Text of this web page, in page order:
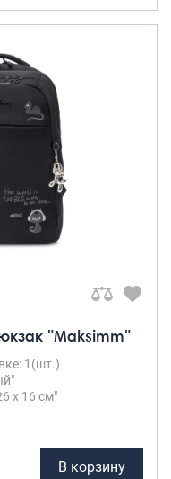
"Maksimm"
1(шт.)
х 16 см"
В корзину